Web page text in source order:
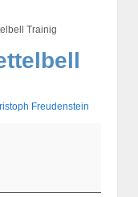
Trainig
Freudenstein